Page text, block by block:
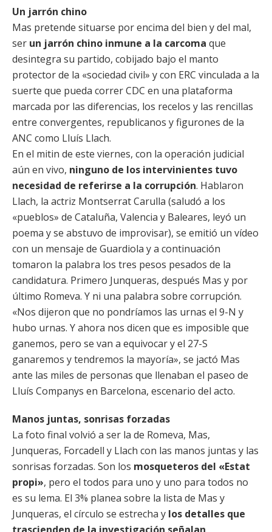
Un jarrón chino
Mas pretende situarse por encima del bien y del mal,
ser un jarrón chino inmune a la carcoma que
desintegra su partido, cobijado bajo el manto
protector de la «sociedad civil» y con ERC vinculada a la
suerte que pueda correr CDC en una plataforma
marcada por las diferencias, los recelos y las rencillas
entre convergentes, republicanos y figurones de la
ANC como Lluís Llach.
En el mitin de este viernes, con la operación judicial
aún en vivo, ninguno de los intervinientes tuvo
necesidad de referirse a la corrupción. Hablaron
Llach, la actriz Montserrat Carulla (saludó a los
«pueblos» de Cataluña, Valencia y Baleares, leyó un
poema y se abstuvo de improvisar), se emitió un vídeo
con un mensaje de Guardiola y a continuación
tomaron la palabra los tres pesos pesados de la
candidatura. Primero Junqueras, después Mas y por
último Romeva. Y ni una palabra sobre corrupción.
«Nos dijeron que no pondríamos las urnas el 9-N y
hubo urnas. Y ahora nos dicen que es imposible que
ganemos, pero se van a equivocar y el 27-S
ganaremos y tendremos la mayoría», se jactó Mas
ante las miles de personas que llenaban el paseo de
Lluís Companys en Barcelona, escenario del acto.
Manos juntas, sonrisas forzadas
La foto final volvió a ser la de Romeva, Mas,
Junqueras, Forcadell y Llach con las manos juntas y las
sonrisas forzadas. Son los mosqueteros del «Estat
propi», pero el todos para uno y uno para todos no
es su lema. El 3% planea sobre la lista de Mas y
Junqueras, el círculo se estrecha y los detalles que